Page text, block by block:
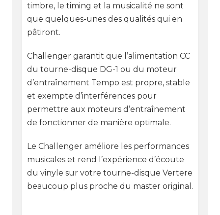
timbre, le timing et la musicalité ne sont
que quelques-unes des qualités qui en
pâtiront.
Challenger garantit que l’alimentation CC
du tourne-disque DG-1 ou du moteur
d’entraînement Tempo est propre, stable
et exempte d’interférences pour
permettre aux moteurs d’entraînement
de fonctionner de manière optimale.
Le Challenger améliore les performances
musicales et rend l’expérience d’écoute
du vinyle sur votre tourne-disque Vertere
beaucoup plus proche du master original.